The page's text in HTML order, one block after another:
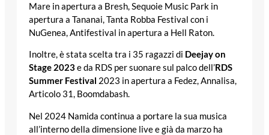
Mare in apertura a Bresh, Sequoie Music Park in
apertura a Tananai, Tanta Robba Festival con i
NuGenea, Antifestival in apertura a Hell Raton.
Inoltre, è stata scelta tra i 35 ragazzi di Deejay on
Stage 2023e da RDS per suonare sul palco dell’RDS
Summer Festival 2023 in apertura a Fedez, Annalisa,
Articolo 31, Boomdabash.
Nel 2024 Namida continua a portare la sua musica
all’interno della dimensione live e già da marzo ha